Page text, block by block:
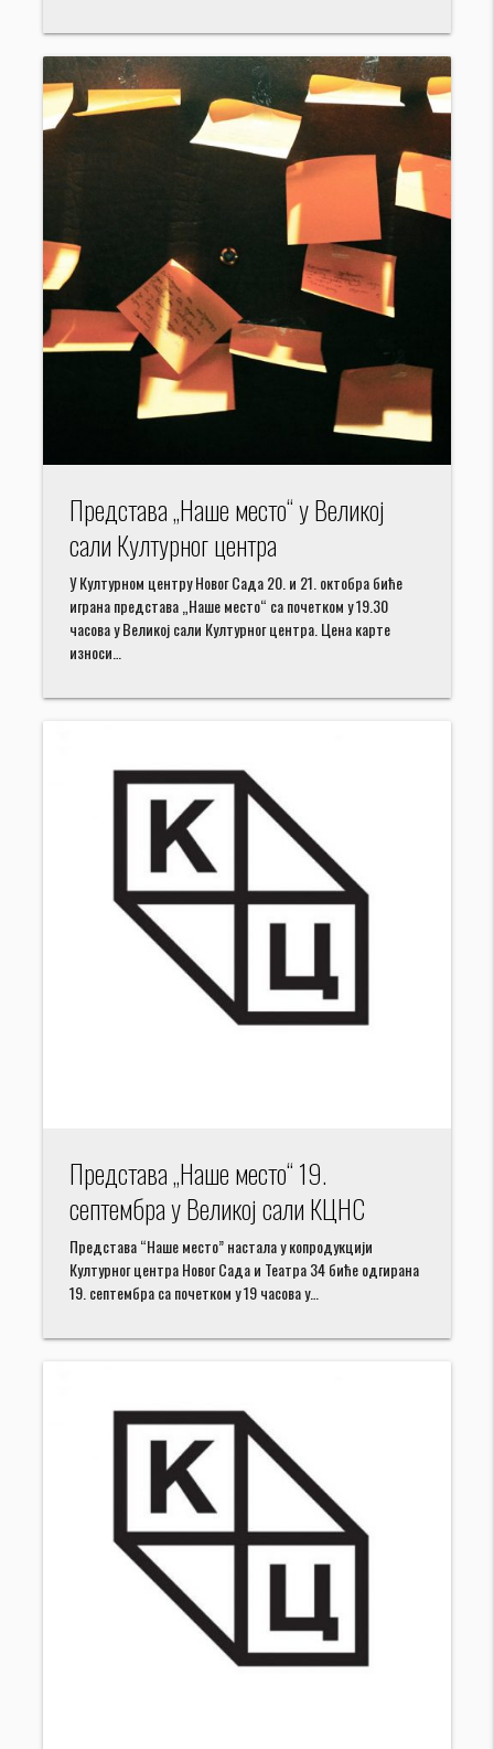
Представа „Наше место“ у Великој
сали Културног центра
У Културном центру Новог Сада 20. и 21. октобра биће
играна представа „Наше место“ са почетком у 19.30
часова у Великој сали Културног центра. Цена карте
износи…
Представа „Наше место“ 19.
септембра у Великој сали КЦНС
Представа “Наше место” настала у копродукцији
Културног центра Новог Сада и Театра 34 биће одгирана
19. септембра са почетком у 19 часова у…